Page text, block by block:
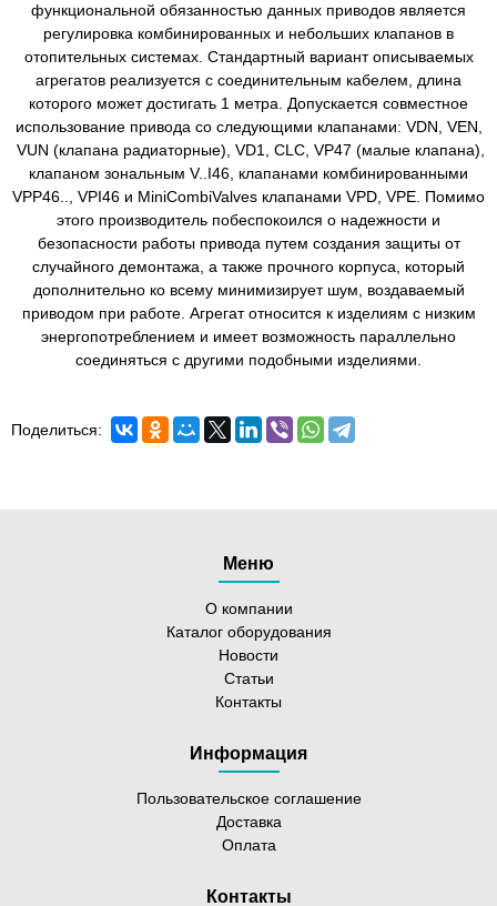
функциональной обязанностью данных приводов является
регулировка комбинированных и небольших клапанов в
отопительных системах. Стандартный вариант описываемых
агрегатов реализуется с соединительным кабелем, длина
которого может достигать 1 метра. Допускается совместное
использование привода со следующими клапанами: VDN, VEN,
VUN (клапана радиаторные), VD1, CLC, VP47 (малые клапана),
клапаном зональным V..I46, клапанами комбинированными
VPP46.., VPI46 и MiniCombiValves клапанами VPD, VPE. Помимо
этого производитель побеспокоился о надежности и
безопасности работы привода путем создания защиты от
случайного демонтажа, а также прочного корпуса, который
дополнительно ко всему минимизирует шум, воздаваемый
приводом при работе. Агрегат относится к изделиям с низким
энергопотреблением и имеет возможность параллельно
соединяться с другими подобными изделиями.
Поделиться:
Меню
О компании
Каталог оборудования
Новости
Статьи
Контакты
Информация
Пользовательское соглашение
Доставка
Оплата
Контакты